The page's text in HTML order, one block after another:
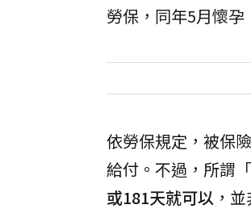
勞保，同年5月懷
依勞保規定，被保
給付。不過，所謂
或181天就可以 ，